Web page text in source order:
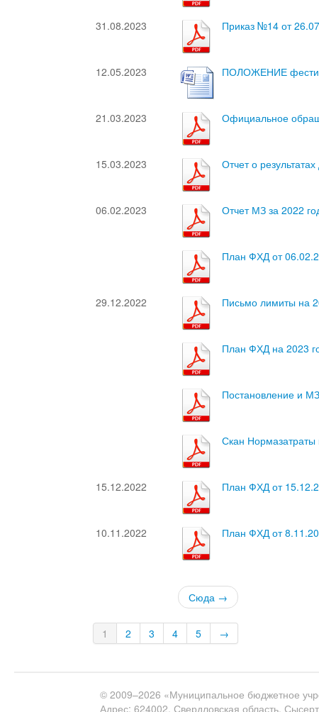
31.08.2023 Приказ №14 от
12.05.2023 ПОЛОЖЕНИЕ
21.03.2023 Официальное
15.03.2023 Отчет о
06.02.2023 Отчет МЗ за 2022
План ФХД от
29.12.2022 Письмо лимиты на
План ФХД на 2023
Постановление и
Скан Нормазатраты
15.12.2022 План ФХД от
10.11.2022 План ФХД от
Сюда →
1 2 3 4 5 →
© 2009–2026 «Муниципальное бюджетное
Адрес: 624002, Свердловская область,